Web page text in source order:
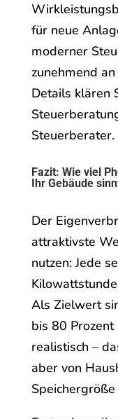
für neue
moderner
zunehmend
Details klären
Steuerberater.
Fazit: Wie viel
Ihr Gebäude
Der
attraktivste
nutzen: Jede
Als Zielwert
bis 80
realistisch –
aber von